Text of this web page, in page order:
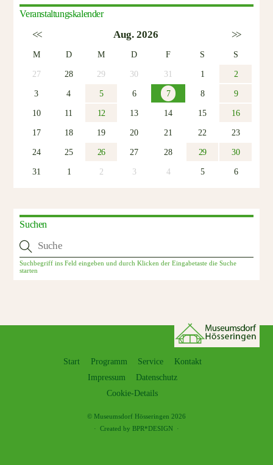
Veranstaltungskalender
<< Aug. 2026 >>
M D M D F S
S
27
28 29 30 31 1
2
3
4 5 6 7 8
9
10
11 12 13 14 15
16
17
18 19 20 21 22
23
24
25 26 27 28 29
30
31
1 2 3 4 5 6
Suchen
Start Programm Service
Kontakt
Impressum
Datenschutz
Cookie-Details
© Museumsdorf Hösseringen 2026
· Created by BPR*DESIGN ·